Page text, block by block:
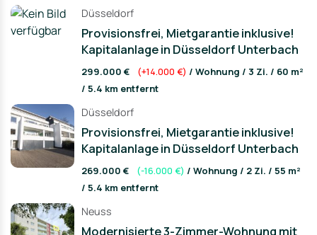
Düsseldorf
Provisionsfrei, Mietgarantie inklusive!
Kapitalanlage in Düsseldorf Unterbach
299.000 € (+14.000 €) / Wohnung / 3 Zi. / 60 m²
/ 5.4 km entfernt
Düsseldorf
Provisionsfrei, Mietgarantie inklusive!
Kapitalanlage in Düsseldorf Unterbach
269.000 € (-16.000 €) / Wohnung / 2 Zi. / 55 m²
/ 5.4 km entfernt
Neuss
Modernisierte 3-Zimmer-Wohnung mit